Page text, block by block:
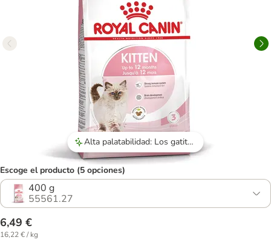
Alta palatabilidad: Los gatitos devoran el pienso con entusiasmo desde el primer bocado.
Escoge el producto (5 opciones)
400 g
55561.27
6,49 €
16,22 € / kg